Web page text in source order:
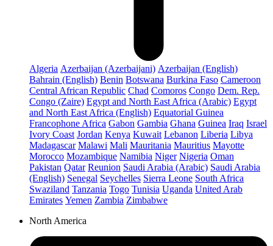
Algeria Azerbaijan (Azerbaijani) Azerbaijan (English)
Bahrain (English) Benin Botswana Burkina Faso Cameroon
Central African Republic Chad Comoros Congo Dem. Rep.
Congo (Zaire) Egypt and North East Africa (Arabic) Egypt
and North East Africa (English) Equatorial Guinea
Francophone Africa Gabon Gambia Ghana Guinea Iraq Israel
Ivory Coast Jordan Kenya Kuwait Lebanon Liberia Libya
Madagascar Malawi Mali Mauritania Mauritius Mayotte
Morocco Mozambique Namibia Niger Nigeria Oman
Pakistan Qatar Reunion Saudi Arabia (Arabic) Saudi Arabia
(English) Senegal Seychelles Sierra Leone South Africa
Swaziland Tanzania Togo Tunisia Uganda United Arab
Emirates Yemen Zambia Zimbabwe
North America